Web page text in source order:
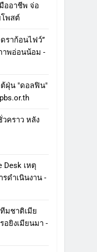
ออาชีพ จ่อ
โพสต์
ราก้อนไฟว์”
าพอ่อนน้อม -
ฝุ่น "ดอลฟิน"
คราว หลัง
Desk เหตุ
ดําเนินงาน -
มชาติเมีย
อยิงเมียนมา -